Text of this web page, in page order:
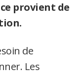
provient de
de
Les